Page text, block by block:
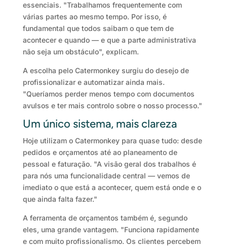
essenciais. "Trabalhamos frequentemente com
várias partes ao mesmo tempo. Por isso, é
fundamental que todos saibam o que tem de
acontecer e quando — e que a parte administrativa
não seja um obstáculo", explicam.
A escolha pelo Catermonkey surgiu do desejo de
profissionalizar e automatizar ainda mais.
"Queríamos perder menos tempo com documentos
avulsos e ter mais controlo sobre o nosso processo."
Um único sistema, mais clareza
Hoje utilizam o Catermonkey para quase tudo: desde
pedidos e orçamentos até ao planeamento de
pessoal e faturação. "A visão geral dos trabalhos é
para nós uma funcionalidade central — vemos de
imediato o que está a acontecer, quem está onde e o
que ainda falta fazer."
A ferramenta de orçamentos também é, segundo
eles, uma grande vantagem. "Funciona rapidamente
e com muito profissionalismo. Os clientes percebem